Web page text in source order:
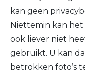
kan geen
Niettemin kan
ook liever niet
gebruikt. U kan
betrokken foto’s